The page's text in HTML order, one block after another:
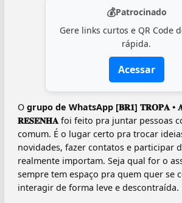
💰Patrocinado
Gere links curtos e QR Code
rápida.
Acessar
O grupo de WhatsApp ️[𝐁𝐑𝟏] 𝐓𝐑𝐎𝐏𝐀 •
𝐑𝐄𝐒𝐄𝐍𝐇𝐀foi feito pra juntar pessoas
comum. É o lugar certo pra trocar
novidades, fazer contatos e participar
realmente importam. Seja qual for o
sempre tem espaço pra quem quer se
interagir de forma leve e descontraída.